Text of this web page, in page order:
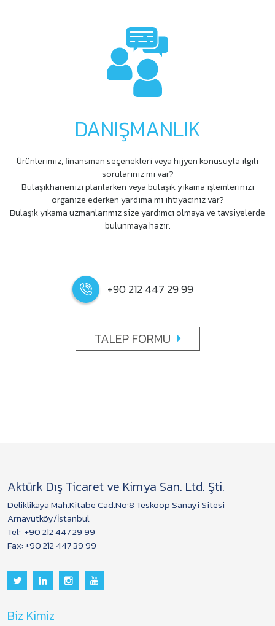
DANIŞMANLIK
Ürünlerimiz, ﬁnansman seçenekleri veya hijyen konusuyla ilgili
sorularınız mı var?
Bulaşıkhanenizi planlarken veya bulaşık yıkama işlemlerinizi
organize ederken yardıma mı ihtiyacınız var?
Bulaşık yıkama uzmanlarımız size yardımcı olmaya ve tavsiyelerde
bulunmaya hazır.
+90 212 447 29 99
TALEP FORMU
Aktürk Dış Ticaret ve Kimya San. Ltd. Şti.
Deliklikaya Mah.Kitabe Cad.No:8 Teskoop Sanayi Sitesi
Arnavutköy/İstanbul
Tel: +90 212 447 29 99
Fax: +90 212 447 39 99
Biz Kimiz